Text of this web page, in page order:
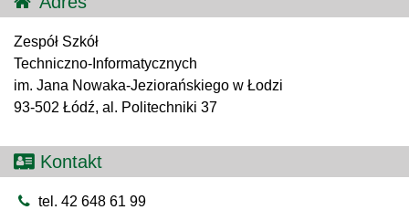
Zespół Szkół
Techniczno-Informatycznych
im. Jana Nowaka-Jeziorańskiego w Łodzi
93-502 Łódź, al. Politechniki 37
Kontakt
tel. 42 648 61 99